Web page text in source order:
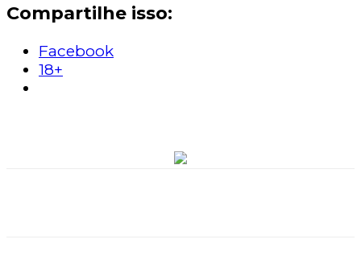
Compartilhe isso:
Facebook
18+